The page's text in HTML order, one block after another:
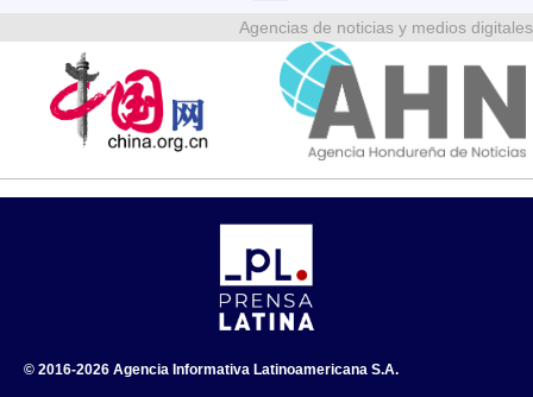
Agencias de noticias y medios digitales
© 2016-2026 Agencia Informativa Latinoamericana S.A.